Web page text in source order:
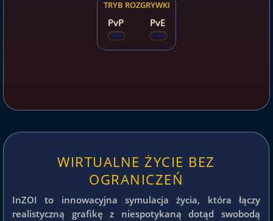
TRYB ROZGRYWKI
PvP PvE
WIRTUALNE ŻYCIE BEZ
OGRANICZEŃ
InZOI to innowacyjna symulacja życia, która łączy
realistyczną grafikę z niespotykaną dotąd swobodą